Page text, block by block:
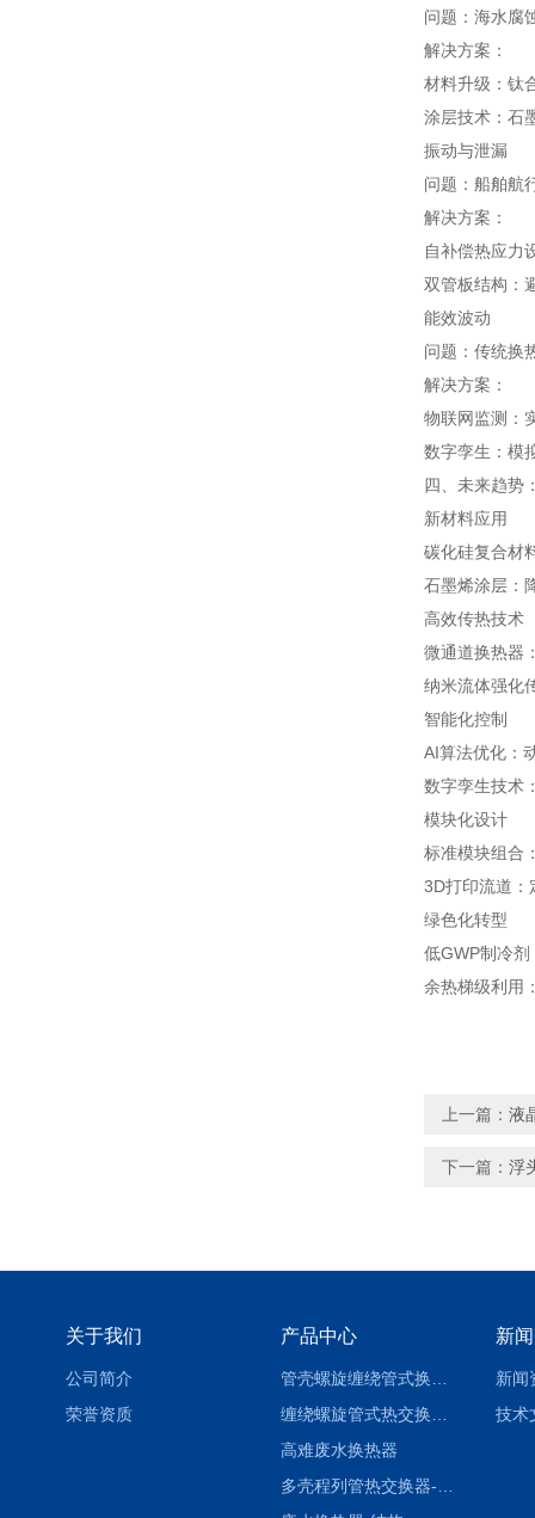
问题：海水腐
解决方案：
材料升级：钛
涂层技术：石
振动与泄漏
问题：船舶航
解决方案：
自补偿热应力
双管板结构：
能效波动
问题：传统换
解决方案：
物联网监测：
数字孪生：模
四、未来趋势
新材料应用
碳化硅复合材
石墨烯涂层：
高效传热技术
微通道换热器
纳米流体强化
智能化控制
AI算法优化：
数字孪生技术
模块化设计
标准模块组合
3D打印流道：
绿色化转型
低GWP制冷
余热梯级利用
上一篇： 液
下一篇： 浮
关于我们
公司简介
荣誉资质
产品中心
高难废水换热器
新
新闻
技术